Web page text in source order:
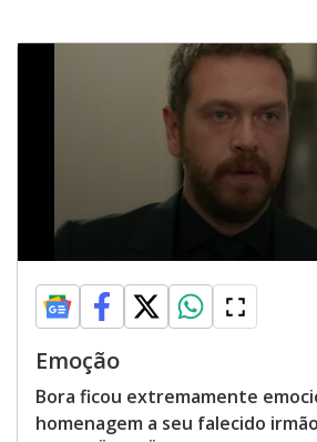
Emoção
Bora ficou extremamente
homenagem a seu falecido